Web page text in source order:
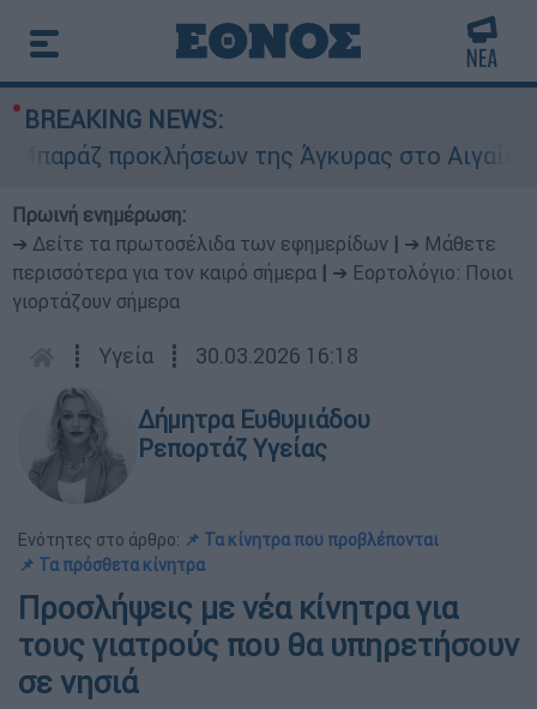
BREAKING NEWS:
προκλήσεων της Άγκυρας στο Αιγαίο:
Πρωινή ενημέρωση:
➔ Δείτε τα πρωτοσέλιδα των εφημερίδων
➔ Μάθετε
περισσότερα για τον καιρό σήμερα
➔ Εορτολόγιο: Ποιοι
γιορτάζουν σήμερα
┋ Υγεία ┋ 30.03.2026 16:18
Δήμητρα Ευθυμιάδου
Ρεπορτάζ Υγείας
Ενότητες στο άρθρο: 📌 Τα κίνητρα που προβλέπονται
📌 Τα πρόσθετα κίνητρα
Προσλήψεις με νέα κίνητρα για
τους γιατρούς που θα υπηρετήσουν
σε νησιά